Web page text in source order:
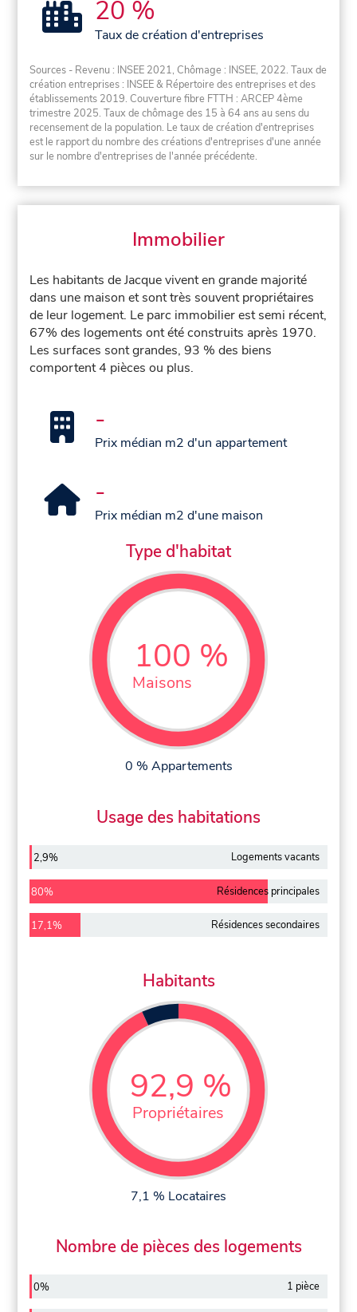
20 %
Taux de création d'entreprises
Sources - Revenu : INSEE 2021, Chômage : INSEE, 2022. Taux de
création entreprises : INSEE & Répertoire des entreprises et des
établissements 2019. Couverture fibre FTTH : ARCEP 4ème
trimestre 2025. Taux de chômage des 15 à 64 ans au sens du
recensement de la population. Le taux de création d'entreprises
est le rapport du nombre des créations d'entreprises d'une année
sur le nombre d'entreprises de l'année précédente.
Immobilier
Les habitants de Jacque vivent en grande majorité
dans une maison et sont très souvent propriétaires
de leur logement. Le parc immobilier est semi récent,
67% des logements ont été construits après 1970.
Les surfaces sont grandes, 93 % des biens
comportent 4 pièces ou plus.
-
Prix médian m2 d'un appartement
-
Prix médian m2 d'une maison
Type d'habitat
100 %
Maisons
0 % Appartements
Usage des habitations
2,9% Logements vacants
80% Résidences principales
17,1% Résidences secondaires
Habitants
92,9 %
Propriétaires
7,1 % Locataires
Nombre de pièces des logements
0% 1 pièce